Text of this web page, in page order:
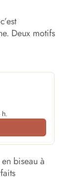
Deux motifs
h.
biseau à